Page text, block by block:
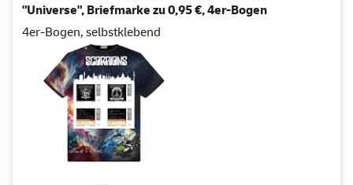
"Universe", Briefmarke zu 0,95 €, 4er-Bogen
4er-Bogen, selbstklebend